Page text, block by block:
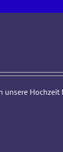
unsere Hochzeit